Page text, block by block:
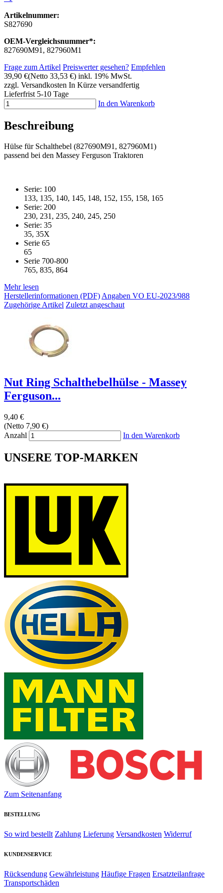
Artikelnummer:
S827690
OEM-Vergleichsnummer*:
827690M91, 827960M1
Frage zum Artikel Preiswerter gesehen? Empfehlen
39,90 €(Netto 33,53 €) inkl. 19% MwSt.
zzgl. Versandkosten In Kürze versandfertig
Lieferfrist 5-10 Tage
In den Warenkorb
Beschreibung
Hülse für Schalthebel (827690M91, 827960M1)
passend bei den Massey Ferguson Traktoren
Serie: 100
133, 135, 140, 145, 148, 152, 155, 158, 165
Serie: 200
230, 231, 235, 240, 245, 250
Serie: 35
35, 35X
Serie 65
65
Serie 700-800
765, 835, 864
Mehr lesen
Herstellerinformationen (PDF)Angaben VO EU-2023/988
Zugehörige Artikel Zuletzt angeschaut
Nut Ring Schalthebelhülse - Massey
Ferguson...
9,40 €
(Netto 7,90 €)
Anzahl
In den Warenkorb
UNSERE TOP-MARKEN
Zum Seitenanfang
BESTELLUNG
So wird bestellt Zahlung Lieferung Versandkosten Widerruf
KUNDENSERVICE
Rücksendung Gewährleistung Häufige Fragen Ersatzteilanfrage
Transportschäden